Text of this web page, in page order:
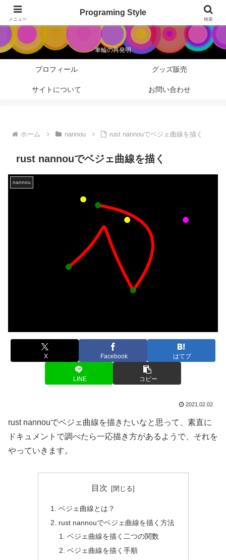
Programing Style
車輪の再発明
プロフィール グッズ販売
サイトについて お問い合わせ
ホーム nannou rust nannouでベジェ曲線を描く
rust nannouでベジェ曲線を描く
nannou
X Facebook はてブ
LINE コピー
2021.02.02
rust nannouでベジェ曲線を描きたいなと思って、素直に
ドキュメントで調べたら一応描き方があるようで、それを
やっていきます。
目次
ベジェ曲線とは？
rust nannouでベジェ曲線を描く方法
ベジェ曲線を描く二つの関数
ベジェ曲線を描く手順
メニュー
Programing Style
検索